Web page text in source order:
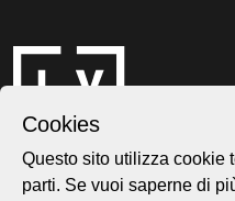
Cookies
Questo sito utilizza cookie
parti. Se vuoi saperne di